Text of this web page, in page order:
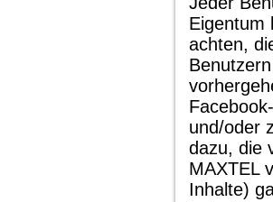
Eigentum
achten,
und/oder
dazu, die
MAXTEL
Inhalte)